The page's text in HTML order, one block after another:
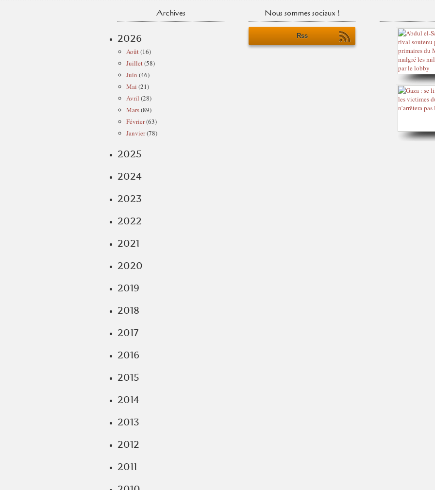
Archives
2026
Août(16)
Juillet(58)
Juin (46)
Mai (21)
Avril (28)
Mars(89)
Février(63)
Janvier(78)
2025
2024
2023
2022
2021
2020
2019
2018
2017
2016
2015
2014
2013
2012
2011
Nous sommes sociaux !
Rss